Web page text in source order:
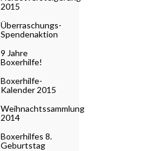
2015
Überraschungs-
Spendenaktion
9 Jahre
Boxerhilfe!
Boxerhilfe-
Kalender 2015
Weihnachtssammlung
2014
Boxerhilfes 8.
Geburtstag